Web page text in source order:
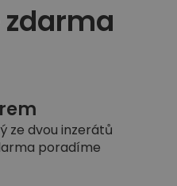
ze dvou inzerátů
poradíme